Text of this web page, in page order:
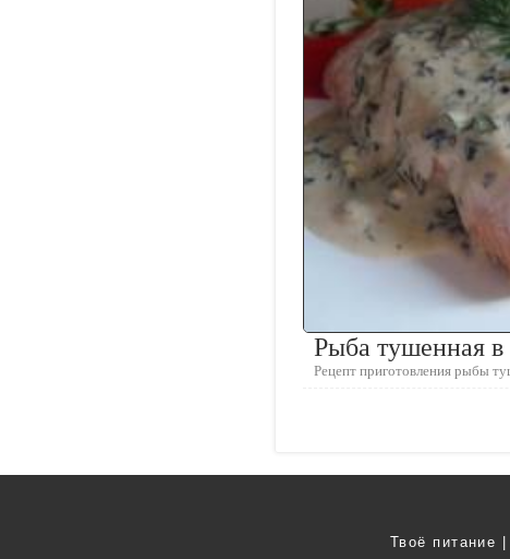
Рыба тушенная в
Рецепт приготовления рыбы
Твоё питание